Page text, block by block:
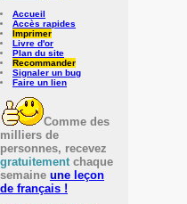
Accueil
Accès rapides
Imprimer
Livre d'or
Plan du site
Recommander
Signaler un bug
Faire un lien
Comme des
milliers de
personnes, recevez
gratuitementchaque
semaine une leçon
de français !